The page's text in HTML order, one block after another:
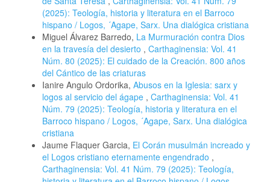
(2025): Teología, historia y literatura en el Barroco
hispano / Logos, ´Agape, Sarx. Una dialógica cristiana
Miguel Álvarez Barredo, La Murmuración contra Dios
en la travesía del desierto , Carthaginensia: Vol. 41
Núm. 80 (2025): El cuidado de la Creación. 800 años
del Cántico de las criaturas
Ianire Angulo Ordorika, Abusos en la Iglesia: sarx y
logos al servicio del ágape , Carthaginensia: Vol. 41
Núm. 79 (2025): Teología, historia y literatura en el
Barroco hispano / Logos, ´Agape, Sarx. Una dialógica
cristiana
Jaume Flaquer Garcia, El Corán musulmán increado y
el Logos cristiano eternamente engendrado ,
Carthaginensia: Vol. 41 Núm. 79 (2025): Teología,